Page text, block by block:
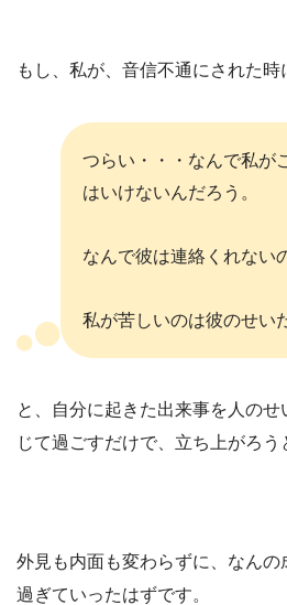
もし、私が、音信不通にされた時
つらい・・・なんで私が
はいけないんだろう。
なんで彼は連絡くれない
私が苦しいのは彼のせい
と、自分に起きた出来事を人の
じて過ごすだけで、立ち上がろう
外見も内面も変わらずに、なん
過ぎていったはずです。